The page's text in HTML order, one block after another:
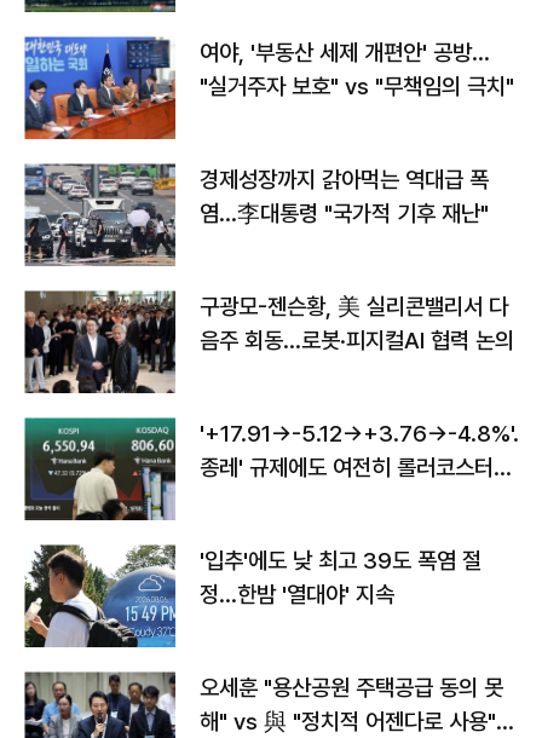
여야, '부동산 세제 개편안' 공방…
"실거주자 보호" vs "무책임의 극치"
경제성장까지 갉아먹는 역대급 폭
염…李대통령 "국가적 기후 재난"
구광모-젠슨황, 美 실리콘밸리서 다
음주 회동…로봇·피지컬AI 협력 논의
'+17.91→-5.12→+3.76→-4.8%'…'
종레' 규제에도 여전히 롤러코스터
'입추'에도 낮 최고 39도 폭염 절
정…한밤 '열대야' 지속
오세훈 "용산공원 주택공급 동의 못
해" vs 與 "정치적 어젠다로 사용"